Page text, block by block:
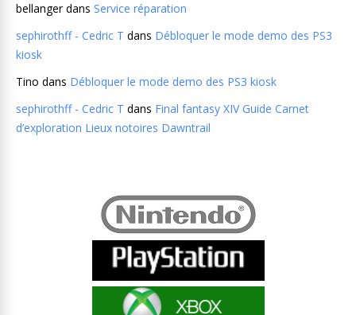
bellangerdans Service réparation
sephirothff - Cedric T dans Débloquer le mode demo des PS3
kiosk
Tino dans Débloquer le mode demo des PS3 kiosk
sephirothff - Cedric T dans Final fantasy XIV Guide Carnet
d’exploration Lieux notoires Dawntrail